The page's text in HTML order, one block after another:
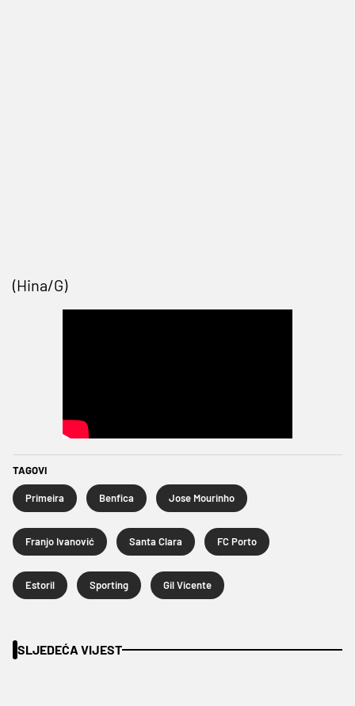
(Hina/G)
TAGOVI
Primeira Benfica Jose Mourinho
Franjo Ivanović Santa Clara FC Porto
Estoril Sporting Gil Vicente
SLJEDEĆA VIJEST